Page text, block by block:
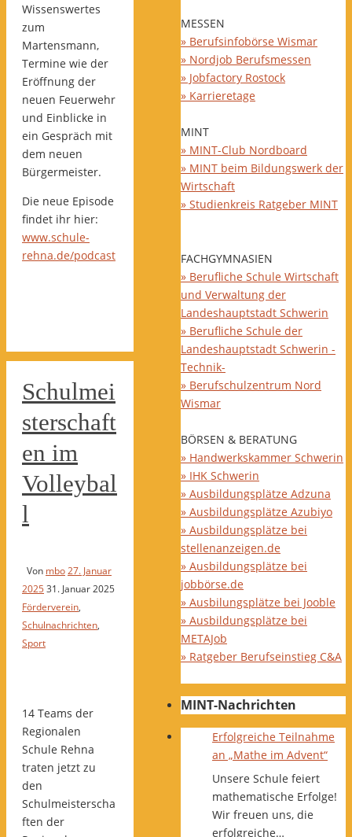
Wissenswertes
zum
Martensmann,
Termine wie der
Eröffnung der
neuen Feuerwehr
und Einblicke in
ein Gespräch mit
dem neuen
Bürgermeister.
Die neue Episode
findet ihr hier:
www.schule-
rehna.de/podcast
Schulmei
sterschaft
en im
Volleybal
l
Von mbo 27. Januar
202531. Januar 2025
Förderverein
Schulnachrichten
Sport
14 Teams der
Regionalen
Schule Rehna
traten jetzt zu
den
Schulmeisterscha
ften der
MESSEN
» Berufsinfobörse Wismar
» Nordjob Berufsmessen
» Jobfactory Rostock
» Karrieretage
MINT
» MINT-Club Nordboard
» MINT beim Bildungswerk der
Wirtschaft
» Studienkreis Ratgeber MINT
FACHGYMNASIEN
» Berufliche Schule Wirtschaft
und Verwaltung der
Landeshauptstadt Schwerin
» Berufliche Schule der
Landeshauptstadt Schwerin -
Technik-
» Berufschulzentrum Nord
Wismar
BÖRSEN & BERATUNG
» Handwerkskammer Schwerin
» IHK Schwerin
» Ausbildungsplätze Adzuna
» Ausbildungsplätze Azubiyo
» Ausbildungsplätze bei
stellenanzeigen.de
» Ausbildungsplätze bei
jobbörse.de
» Ausbilungsplätze bei Jooble
» Ausbildungsplätze bei
METAJob
» Ratgeber Berufseinstieg C&A
MINT-Nachrichten
Erfolgreiche Teilnahme
an „Mathe im Advent“
Unsere Schule feiert
mathematische Erfolge!
Wir freuen uns, die
erfolgreiche…